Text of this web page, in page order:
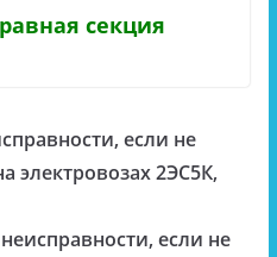
секция
если не
электровозах 2ЭС5К,
если не